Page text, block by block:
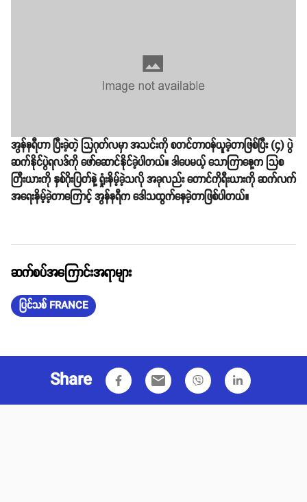
အွန်နရီဟာ ပြီးခဲ့တဲ့ သြဂုတ်လမှာ အသင်းကို စတင်တာဝန်ယူခဲ့တာဖြစ်ပြီး (၄) ပွဲ
ဆက်နိုင်ပွဲရလဒ်ကို ဖော်ဆောင်နိုင်ခဲ့ပါတယ်။ ဒါပေမယ့် သောကြာနေ့က သြစ
တြီးယားကို နှစ်ဂိုးပြတ်နဲ့ ရှုံးနိမ့်ခဲ့သလို အခုလည်း တောင်ကိုရီးယားကို ဆက်လက်
အရေးနိမ့်ခဲ့တာကြောင့် အွန်နရီက ဒေါသထွက်နေခဲ့တာဖြစ်ပါတယ်။
ဆက်စပ်အကြောင်းအရာများ
ပြင်သစ် FRANCE
Share email